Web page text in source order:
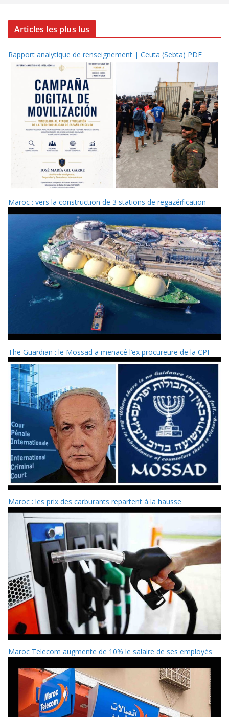
Articles les plus lus
Rapport analytique de renseignement | Ceuta (Sebta) PDF
Maroc : vers la construction de 3 stations de regazéification
The Guardian : le Mossad a menacé l’ex procureure de la CPI
Maroc : les prix des carburants repartent à la hausse
Maroc Telecom augmente de 10% le salaire de ses employés